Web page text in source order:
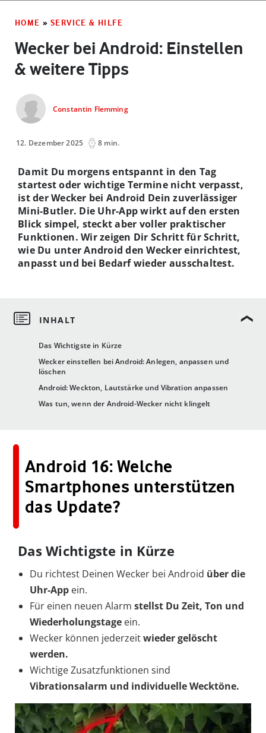
HOME » SERVICE & HILFE
Wecker bei Android: Einstellen
& weitere Tipps
Constantin Flemming
12. Dezember 2025 8 min.
Das Wichtigste in Kürze
Wecker einstellen bei Android: Anlegen, anpassen und
löschen
Android: Weckton, Lautstärke und Vibration anpassen
Was tun, wenn der Android-Wecker nicht klingelt
Damit Du morgens entspannt in den Tag
startest oder wichtige Termine nicht verpasst,
ist der Wecker bei Android Dein zuverlässiger
Mini-Butler. Die Uhr-App wirkt auf den ersten
Blick simpel, steckt aber voller praktischer
Funktionen. Wir zeigen Dir Schritt für Schritt,
wie Du unter Android den Wecker einrichtest,
anpasst und bei Bedarf wieder ausschaltest.
Android 16: Welche
Smartphones unterstützen
das Update?
Das Wichtigste in Kürze
Du richtest Deinen Wecker bei Android über die
Uhr-App ein.
Für einen neuen Alarm stellst Du Zeit, Ton und
Wiederholungstage ein.
Wecker können jederzeitwieder gelöscht
werden.
Wichtige Zusatzfunktionen sind
Vibrationsalarm und individuelle Wecktöne.